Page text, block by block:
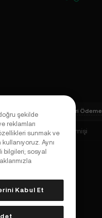
Geçmişi Al/Sat Geçmişi
Al-Sat Geri Ödeme
(0)
şekilde
reklamları
sunmak ve
Aynı
bilgileri; sosyal
Kabul Et